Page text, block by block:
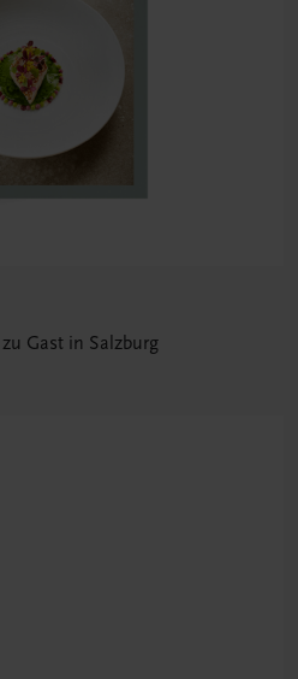
Gast in Salzburg